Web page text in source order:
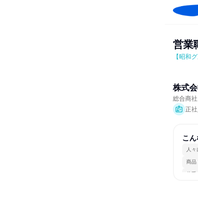
営業
【昭和
株式
総合商
正
こ
人
商品
若